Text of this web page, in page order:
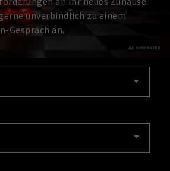
unverbindlich zu einem
Gespräch an.